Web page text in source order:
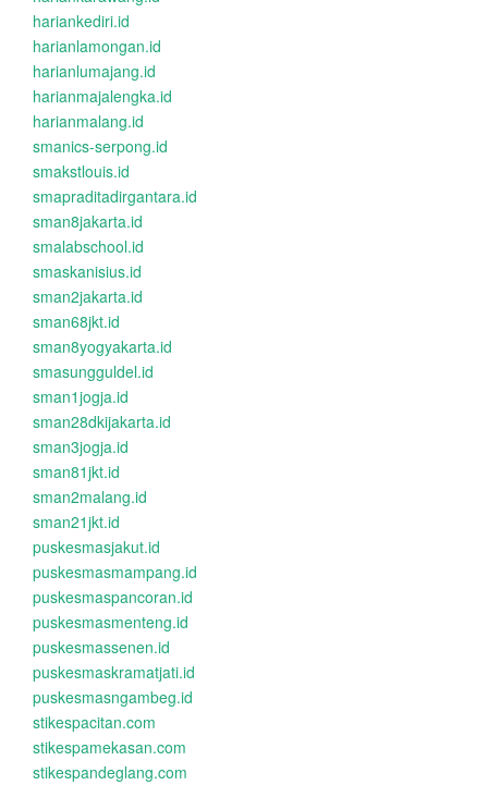
hariankediri.id
harianlamongan.id
harianlumajang.id
harianmajalengka.id
harianmalang.id
smanics-serpong.id
smakstlouis.id
smapraditadirgantara.id
sman8jakarta.id
smalabschool.id
smaskanisius.id
sman2jakarta.id
sman68jkt.id
sman8yogyakarta.id
smasungguldel.id
sman1jogja.id
sman28dkijakarta.id
sman3jogja.id
sman81jkt.id
sman2malang.id
sman21jkt.id
puskesmasjakut.id
puskesmasmampang.id
puskesmaspancoran.id
puskesmasmenteng.id
puskesmassenen.id
puskesmaskramatjati.id
puskesmasngambeg.id
stikespacitan.com
stikespamekasan.com
stikespandeglang.com